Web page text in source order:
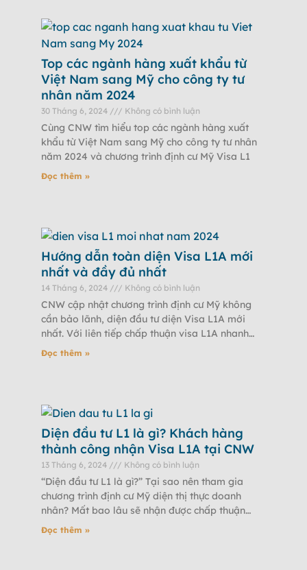
Top các ngành hàng xuất khẩu từ
Việt Nam sang Mỹ cho công ty tư
nhân năm 2024
30 Tháng 6, 2024 Không có bình luận
Cùng CNW tìm hiểu top các ngành hàng xuất
khẩu từ Việt Nam sang Mỹ cho công ty tư nhân
năm 2024 và chương trình định cư Mỹ Visa L1
Đọc thêm »
Hướng dẫn toàn diện Visa L1A mới
nhất và đầy đủ nhất
14 Tháng 6, 2024 Không có bình luận
CNW cập nhật chương trình định cư Mỹ không
cần bảo lãnh, diện đầu tư diện Visa L1A mới
nhất. Với liên tiếp chấp thuận visa L1A nhanh
chóng từ
Đọc thêm »
Diện đầu tư L1 là gì? Khách hàng
thành công nhận Visa L1A tại CNW
13 Tháng 6, 2024 Không có bình luận
“Diện đầu tư L1 là gì?” Tại sao nên tham gia
chương trình định cư Mỹ diện thị thực doanh
nhân? Mất bao lâu sẽ nhận được chấp thuận
Visa
Đọc thêm »